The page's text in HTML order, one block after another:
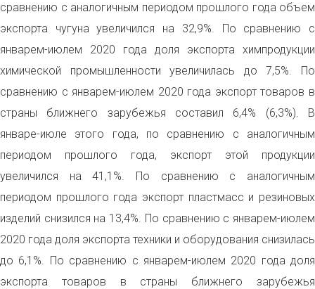
сравнению с аналогичным периодом прошлого года объем
экспорта чугуна увеличился на 32,9%. По сравнению с
январем-июлем 2020 года доля экспорта химпродукции
химической промышленности увеличилась до 7,5%. По
сравнению с январем-июлем 2020 года экспорт товаров в
страны ближнего зарубежья составил 6,4% (6,3%). В
январе-июле этого года, по сравнению с аналогичным
периодом прошлого года, экспорт этой продукции
увеличился на 41,1%. По сравнению с аналогичным
периодом прошлого года экспорт пластмасс и резиновых
изделий снизился на 13,4%. По сравнению с январем-июлем
2020 года доля экспорта техники и оборудования снизилась
до 6,1%. По сравнению с январем-июлем 2020 года доля
экспорта товаров в страны ближнего зарубежья